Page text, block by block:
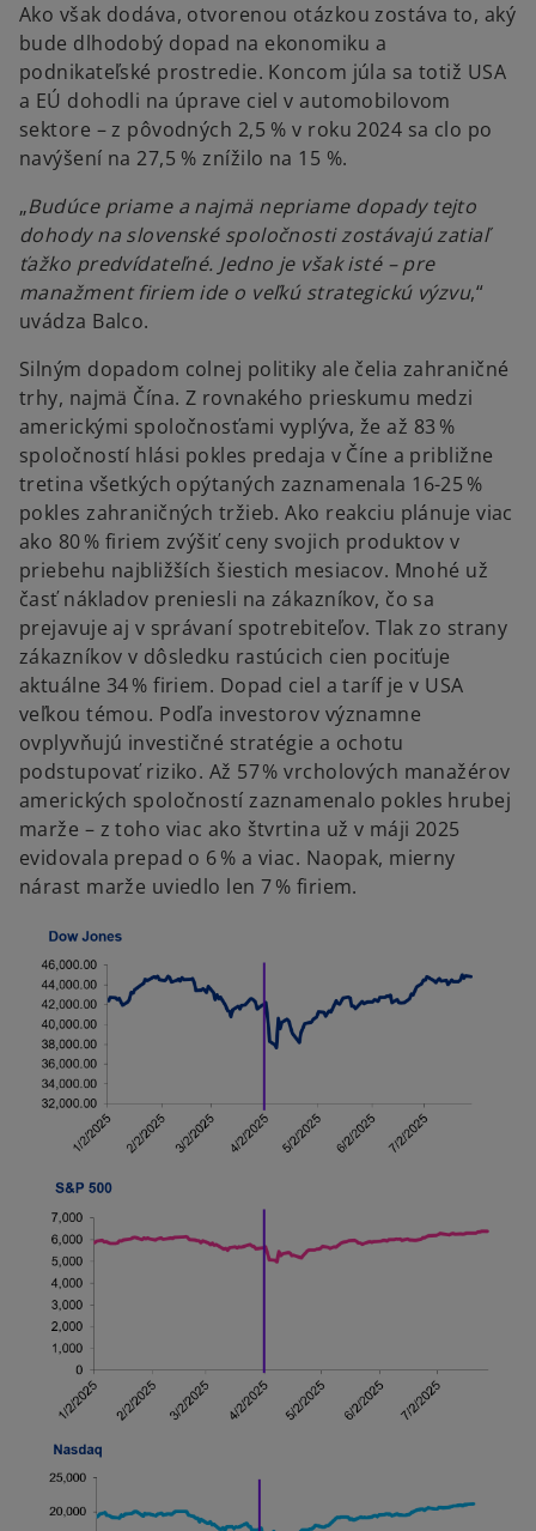
Ako však dodáva, otvorenou otázkou zostáva to, aký
bude dlhodobý dopad na ekonomiku a
podnikateľské prostredie. Koncom júla sa totiž USA
a EÚ dohodli na úprave ciel v automobilovom
sektore – z pôvodných 2,5 % v roku 2024 sa clo po
navýšení na 27,5 % znížilo na 15 %.
„Budúce priame a najmä nepriame dopady tejto
dohody na slovenské spoločnosti zostávajú zatiaľ
ťažko predvídateľné. Jedno je však isté – pre
manažment firiem ide o veľkú strategickú výzvu,“
uvádza Balco.
Silným dopadom colnej politiky ale čelia zahraničné
trhy, najmä Čína. Z rovnakého prieskumu medzi
americkými spoločnosťami vyplýva, že až 83 %
spoločností hlási pokles predaja v Číne a približne
tretina všetkých opýtaných zaznamenala 16-25 %
pokles zahraničných tržieb. Ako reakciu plánuje viac
ako 80 % firiem zvýšiť ceny svojich produktov v
priebehu najbližších šiestich mesiacov. Mnohé už
časť nákladov preniesli na zákazníkov, čo sa
prejavuje aj v správaní spotrebiteľov. Tlak zo strany
zákazníkov v dôsledku rastúcich cien pociťuje
aktuálne 34 % firiem. Dopad ciel a taríf je v USA
veľkou témou. Podľa investorov významne
ovplyvňujú investičné stratégie a ochotu
podstupovať riziko. Až 57 % vrcholových manažérov
amerických spoločností zaznamenalo pokles hrubej
marže – z toho viac ako štvrtina už v máji 2025
evidovala prepad o 6 % a viac. Naopak, mierny
nárast marže uviedlo len 7 % firiem.